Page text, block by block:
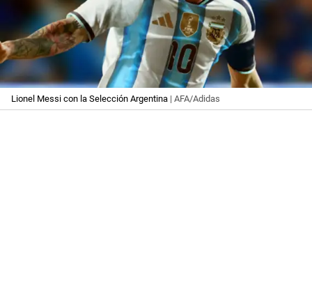
Lionel Messi con la Selección Argentina | AFA/Adidas